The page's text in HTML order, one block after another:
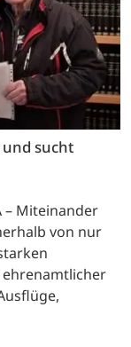
sucht
– Miteinander
von nur